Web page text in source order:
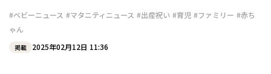
#ベビーニュース #マタニティニュース #出産祝い #育児 #ファミリー #赤ち
ゃん
掲載 2025年02月12日 11:36